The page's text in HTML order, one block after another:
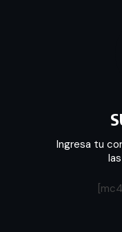
Ingresa tu